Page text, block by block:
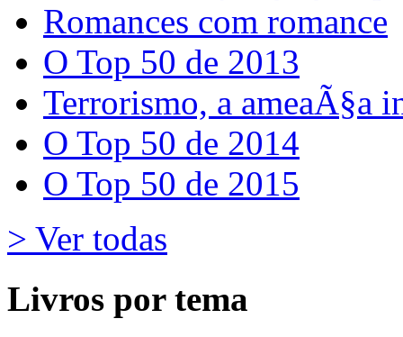
Romances com romance
O Top 50 de 2013
Terrorismo, a ameaÃ§a
O Top 50 de 2014
O Top 50 de 2015
> Ver todas
Livros por tema